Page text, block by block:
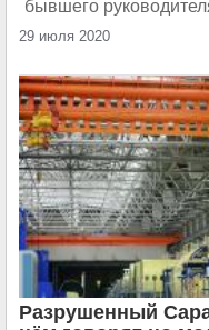
бывшего
29 июля 2020
Разрушенный